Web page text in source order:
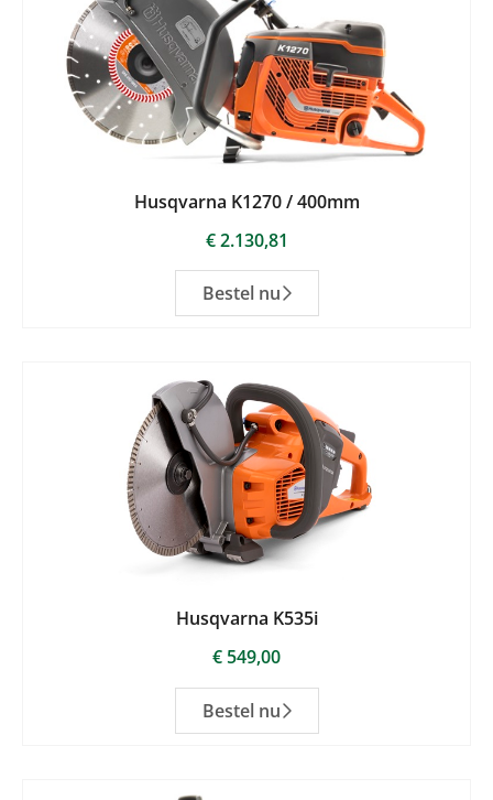
Husqvarna K1270 / 400mm
€2.130,81
Bestel nu
Husqvarna K535i
€549,00
Bestel nu